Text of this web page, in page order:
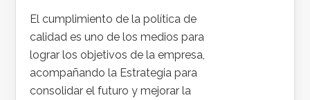
El cumplimiento de la política de
calidad es uno de los medios para
lograr los objetivos de la empresa,
acompañando la Estrategia para
consolidar el futuro y mejorar la